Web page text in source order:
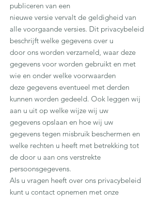
publiceren van een
nieuwe versie vervalt de geldigheid van
alle voorgaande versies. Dit privacybeleid
beschrijft welke gegevens over u
door ons worden verzameld, waar deze
gegevens voor worden gebruikt en met
wie en onder welke voorwaarden
deze gegevens eventueel met derden
kunnen worden gedeeld. Ook leggen wij
aan u uit op welke wijze wij uw
gegevens opslaan en hoe wij uw
gegevens tegen misbruik beschermen en
welke rechten u heeft met betrekking tot
de door u aan ons verstrekte
persoonsgegevens.
Als u vragen heeft over ons privacybeleid
kunt u contact opnemen met onze